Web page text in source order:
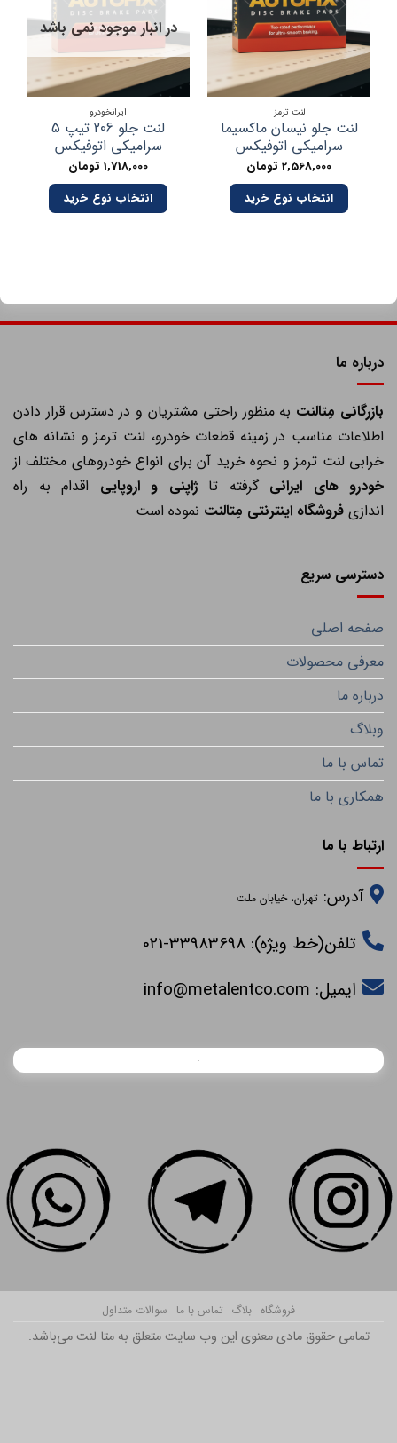
لنت ترمز
لنت جلو نیسان ماکسیما
سرامیکی اتوفیکس
2,568,000 تومان
انتخاب نوع خرید
در انبار موجود نمی باشد
ایرانخودرو
لنت جلو 206 تیپ 5
سرامیکی اتوفیکس
1,718,000تومان
انتخاب نوع خرید
درباره ما
بازرگانی مِتالنتبه منظور راحتی مشتریان و در دسترس قرار دادن
اطلاعات مناسب در زمینه قطعات خودرو، لنت ترمز و نشانه های
خرابی لنت ترمز و نحوه خرید آن برای انواع خودروهای مختلف از
خودرو های ایرانیگرفته تاژاپنی و اروپاییاقدام به راه
اندازیفروشگاه اینترنتی مِتالنتنموده است
دسترسی سریع
صفحه اصلی
معرفی محصولات
درباره ما
وبلاگ
تماس با ما
همکاری با ما
ارتباط با ما
آدرس:تهران، خیابان ملت
تلفن(خط ویژه): 33983698-021
ایمیل:info@metalentco.com
فروشگاه بلاگ تماس با ما سوالات متداول
تمامی حقوق مادی معنوی این وب سایت متعلق به متا لنت می‌باشد.